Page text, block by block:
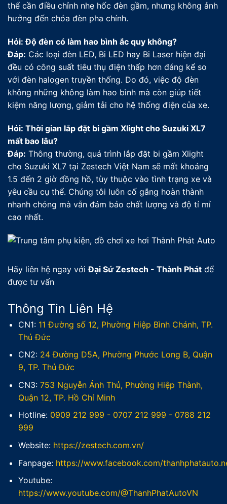
thể cần điều chỉnh nhẹ hốc đèn gầm, nhưng không ảnh
hưởng đến chóa đèn pha chính.
Hỏi: Độ đèn có làm hao bình ắc quy không?
Đáp: Các loại đèn LED, Bi LED hay Bi Laser hiện đại
đều có công suất tiêu thụ điện thấp hơn đáng kể so
với đèn halogen truyền thống. Do đó, việc độ đèn
không những không làm hao bình mà còn giúp tiết
kiệm năng lượng, giảm tải cho hệ thống điện của xe.
Hỏi: Thời gian lắp đặt bi gầm Xlight cho Suzuki XL7
mất bao lâu?
Đáp: Thông thường, quá trình lắp đặt bi gầm Xlight
cho Suzuki XL7 tại Zestech Việt Nam sẽ mất khoảng
1.5 đến 2 giờ đồng hồ, tùy thuộc vào tình trạng xe và
yêu cầu cụ thể. Chúng tôi luôn cố gắng hoàn thành
nhanh chóng mà vẫn đảm bảo chất lượng và độ tỉ mỉ
cao nhất.
Hãy liên hệ ngay vớiĐại Sứ Zestech - Thành Phát để
được tư vấn
Thông Tin Liên Hệ
CN1: 11 Đường số 12, Phường Hiệp Bình Chánh, TP.
Thủ Đức
CN2: 24 Đường D5A, Phường Phước Long B, Quận
9, TP. Thủ Đức
CN3: 753 Nguyễn Ảnh Thủ, Phường Hiệp Thành,
Quận 12, TP. Hồ Chí Minh
Hotline: 0909 212 999 - 0707 212 999 - 0788 212
999
Website: https://zestech.com.vn/
Fanpage: https://www.facebook.com/
Youtube:
https://www.youtube.com/@ThanhPhatAutoVN